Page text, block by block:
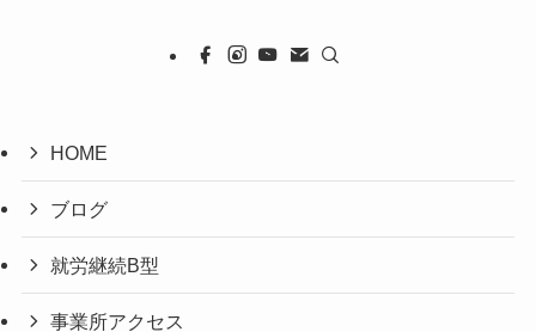
HOME
ブログ
就労継続B型
事業所アクセス